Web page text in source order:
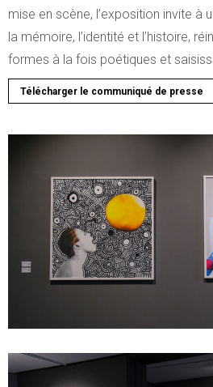
mise en scène, l’exposition invite à
la mémoire, l’identité et l’histoire,
formes à la fois poétiques et
Télécharger le communiqué de presse